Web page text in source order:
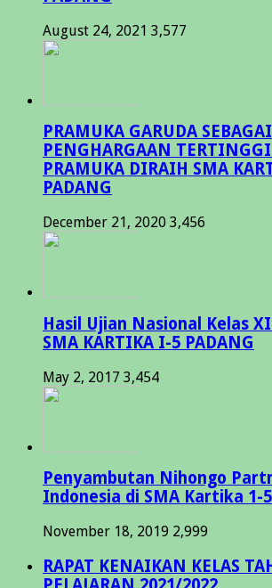
August 24, 2021 3,577
PRAMUKA GARUDA SEBAGAI
PENGHARGAAN TERTINGGI
PRAMUKA DIRAIH SMA
PADANG
December 21, 2020 3,456
Hasil Ujian Nasional Kelas
SMA KARTIKA I-5 PADANG
May 2, 2017 3,454
Penyambutan Nihongo
Indonesia di SMA Kartika 1-
November 18, 2019 2,999
RAPAT KENAIKAN KELAS